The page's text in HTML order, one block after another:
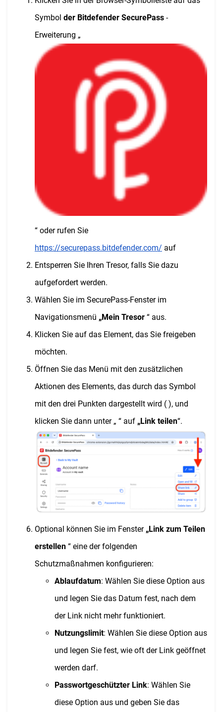
Symbol der Bitdefender SecurePass -
Erweiterung „
“ oder rufen Sie
https://securepass.bitdefender.com/ auf
Entsperren Sie Ihren Tresor, falls Sie dazu
aufgefordert werden.
Wählen Sie im SecurePass-Fenster im
Navigationsmenü „Mein Tresor “ aus.
Klicken Sie auf das Element, das Sie freigeben
möchten.
Öffnen Sie das Menü mit den zusätzlichen
Aktionen des Elements, das durch das Symbol
mit den drei Punkten dargestellt wird ( ), und
klicken Sie dann unter „ “ auf „Link teilen“.
Optional können Sie im Fenster „Link zum Teilen
erstellen “ eine der folgenden
Schutzmaßnahmen konfigurieren:
Ablaufdatum: Wählen Sie diese Option aus
und legen Sie das Datum fest, nach dem
der Link nicht mehr funktioniert.
Nutzungslimit: Wählen Sie diese Option aus
und legen Sie fest, wie oft der Link geöffnet
werden darf.
Passwortgeschützter Link: Wählen Sie
diese Option aus und geben Sie das